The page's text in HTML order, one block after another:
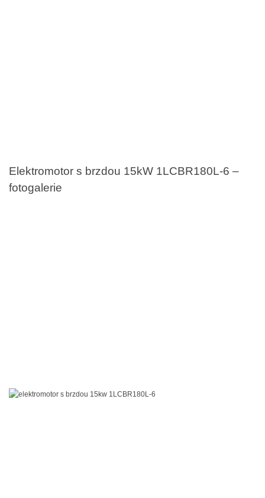
Elektromotor s brzdou 15kW 1LCBR180L-6 –
fotogalerie